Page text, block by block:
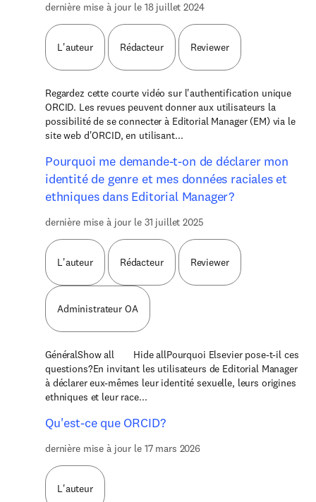
dernière mise à jour le 18 juillet 2024
L'auteur Rédacteur Reviewer
Regardez cette courte vidéo sur l'authentification unique
ORCID. Les revues peuvent donner aux utilisateurs la
possibilité de se connecter à Editorial Manager (EM) via le
site web d'ORCID, en utilisant...
Pourquoi me demande-t-on de déclarer mon
identité de genre et mes données raciales et
ethniques dans Editorial Manager?
dernière mise à jour le 31 juillet 2025
L'auteur Rédacteur Reviewer
Administrateur OA
GénéralShow all Hide allPourquoi Elsevier pose-t-il ces
questions?En invitant les utilisateurs de Editorial Manager
à déclarer eux-mêmes leur identité sexuelle, leurs origines
ethniques et leur race...
Qu'est-ce que ORCID?
dernière mise à jour le 17 mars 2026
L'auteur